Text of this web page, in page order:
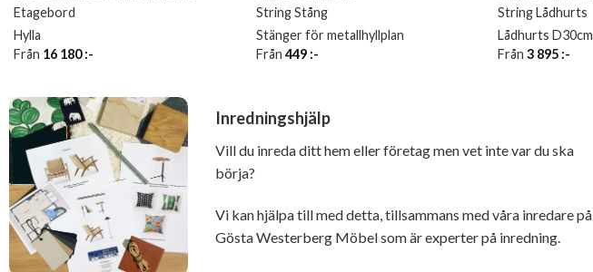
Etagebord
Hylla
Från 16 180:-
String Stång
Stänger för metallhyllplan
Från 449 :-
String Lådhurts
Lådhurts D30cm
Från3 895 :-
Inredningshjälp
Vill du inreda ditt hem eller företag men vet inte var du ska
börja?
Vi kan hjälpa till med detta, tillsammans med våra inredare på
Gösta Westerberg Möbel som är experter på inredning.